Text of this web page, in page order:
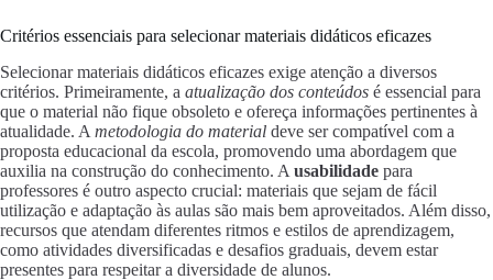
Critérios essenciais para selecionar materiais didáticos eficazes
Selecionar materiais didáticos eficazes exige atenção a diversos
critérios. Primeiramente, a atualização dos conteúdos é essencial para
que o material não fique obsoleto e ofereça informações pertinentes à
atualidade. A metodologia do material deve ser compatível com a
proposta educacional da escola, promovendo uma abordagem que
auxilia na construção do conhecimento. A usabilidade para
professores é outro aspecto crucial: materiais que sejam de fácil
utilização e adaptação às aulas são mais bem aproveitados. Além disso,
recursos que atendam diferentes ritmos e estilos de aprendizagem,
como atividades diversificadas e desafios graduais, devem estar
presentes para respeitar a diversidade de alunos.